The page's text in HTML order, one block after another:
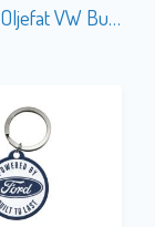
Sparbössa Oljefat VW Bulli Lets Get Lost